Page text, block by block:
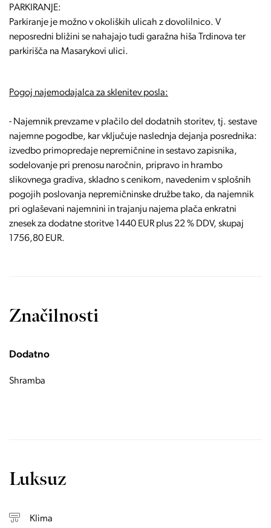
PARKIRANJE:
Parkiranje je možno v okoliških ulicah z dovolilnico. V
neposredni bližini se nahajajo tudi garažna hiša Trdinova ter
parkirišča na Masarykovi ulici.
Pogoj najemodajalca za sklenitev posla:
- Najemnik prevzame v plačilo del dodatnih storitev, tj. sestave
najemne pogodbe, kar vključuje naslednja dejanja posrednika:
izvedbo primopredaje nepremičnine in sestavo zapisnika,
sodelovanje pri prenosu naročnin, pripravo in hrambo
slikovnega gradiva, skladno s cenikom, navedenim v splošnih
pogojih poslovanja nepremičninske družbe tako, da najemnik
pri oglaševani najemnini in trajanju najema plača enkratni
znesek za dodatne storitve 1440 EUR plus 22 % DDV, skupaj
1756,80 EUR.
Značilnosti
Dodatno
Shramba
Luksuz
Klima